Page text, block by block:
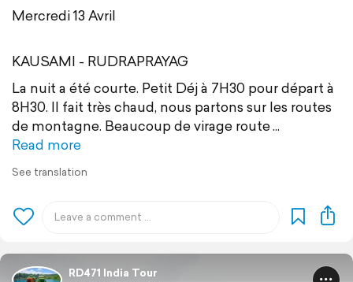
Mercredi 13 Avril
KAUSAMI - RUDRAPRAYAG
La nuit a été courte. Petit Déj à 7H30 pour départ à
8H30. Il fait très chaud, nous partons sur les routes
de montagne. Beaucoup de virage route
Read more
See translation
RD471 India Tour